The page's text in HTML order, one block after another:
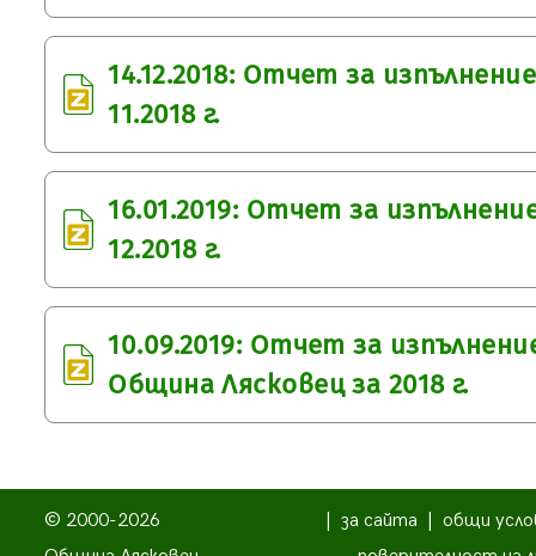
14.12.2018: Отчет за
11.2018 г.
16.01.2019: Отчет за
12.2018 г.
10.09.2019: Отчет за
Община Лясковец за 2018 г.
© 2000-2026
за сайта
общи